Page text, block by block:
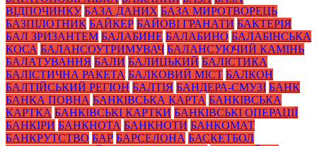
ВІДПОЧИНКУ БАЗА ДАНИХ БАЗА МИРОТВОРЕЦЬ
БАЗПІЛОТНИК БАЙКЕР БАЙОВІ ГРАНАТИ БАКТЕРІЯ
БАЛ ЗРИЗАНТЕМ БАЛАБИНЕ БАЛАБИНО БАЛАБІНСЬКА
КОСА БАЛАНСОУТРИМУВАЧ БАЛАНСУЮЧИЙ КАМІНЬ
БАЛАТУВАННЯ БАЛИ БАЛИЦЬКИЙ БАЛІСТИКА
БАЛІСТИЧНА РАКЕТА БАЛКОВИЙ МІСТ БАЛКОН
БАЛТІЙСЬКИЙ РЕГІОН БАЛТІЯ БАНДЕРА-СМУЗІ БАНК
БАНКА ПОВНА БАНКІВСЬКА КАРТА БАНКІВСЬКА
КАРТКА БАНКІВСЬКІ КАРТКИ БАНКІВСЬКІ ОПЕРАЦІЇ
БАНКІРИ БАНКНОТА БАНКНОТИ БАНКОМАТ
БАНКРУТСТВО БАР БАРСЕЛОНА БАСКЕТБОЛ